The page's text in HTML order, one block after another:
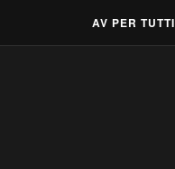
AV PER TUTTI